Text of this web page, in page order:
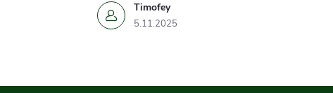
Timofey
5.11.2025